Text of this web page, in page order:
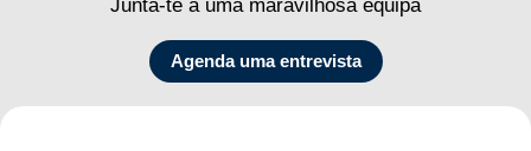
Junta-te a uma maravilhosa equipa
Agenda uma entrevista